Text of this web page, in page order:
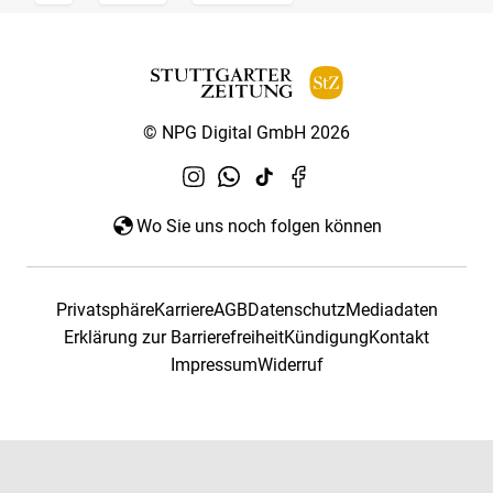
© NPG Digital GmbH 2026
Wo Sie uns noch folgen können
PrivatsphäreKarriereAGBDatenschutzMediadaten
Erklärung zur BarrierefreiheitKündigungKontakt
ImpressumWiderruf